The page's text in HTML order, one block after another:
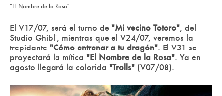
"El Nombre de la Rosa"
El V17/07, será el turno de "Mi vecino Totoro", del
Studio Ghibli, mientras que el V24/07, veremos la
trepidante "Cómo entrenar a tu dragón". El V31 se
proyectará la mítica "El Nombre de la Rosa". Ya en
agosto llegará la colorida "Trolls" (V07/08).